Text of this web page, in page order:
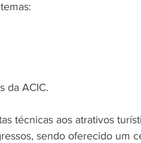
da ACIC.
técnicas aos atrativos
sendo oferecido um